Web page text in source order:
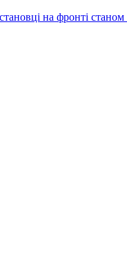
на фронті